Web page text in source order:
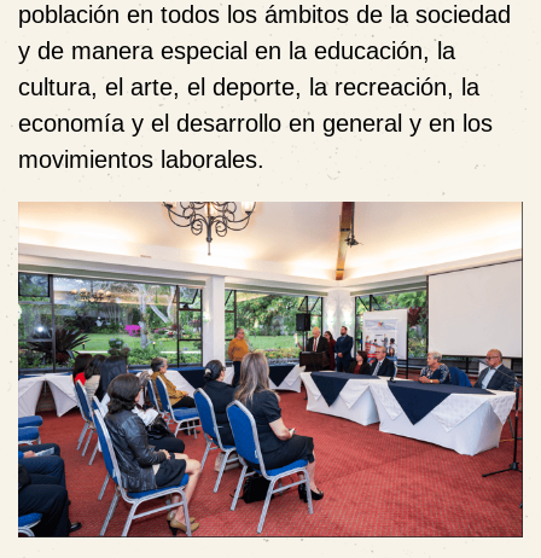
población en todos los ámbitos de la sociedad
y de manera especial en la educación, la
cultura, el arte, el deporte, la recreación, la
economía y el desarrollo en general y en los
movimientos laborales.